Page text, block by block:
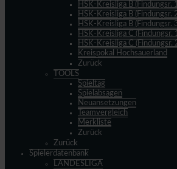
HSK-Kreisliga B (Findungsr.
HSK-Kreisliga B (Findungsr.
HSK-Kreisliga B (Findungsr.
HSK-Kreisliga C (Findungsr.
HSK-Kreisliga C (Findungsr.
Kreispokal Hochsauerland
Zurück
TOOLS
Spieltag
Spielabsagen
Neuansetzungen
Teamvergleich
Merkliste
Zurück
Zurück
Spielerdatenbank
LANDESLIGA